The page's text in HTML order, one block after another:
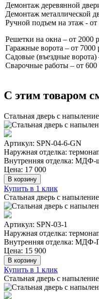
Демонтаж деревянной
Демонтаж металлической
Ручной подъем на этаж - от
Решетки на окна – от 2000
Гаражные ворота – от 7000
Садовые (въездные ворота)
Сварочные работы – от 600
C этим товаром
Стальная дверь с
Артикул: SPN-04-6-GN
Наружная отделка:
Внутренняя отделка: МДФ-
Цена: 17 000
В корзину
Купить в 1 клик
Стальная дверь с
Артикул: SPN-03-1
Наружная отделка:
Внутренняя отделка:
Цена: 15 900
В корзину
Купить в 1 клик
Стальная дверь с